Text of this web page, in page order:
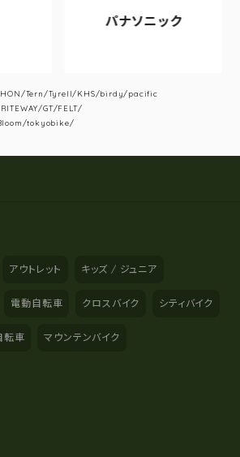
パナソニック
Tern/Tyrell/KHS/birdy/pacific
GT/FELT/
tokyobike/
地
アウトレット キッズ / ジュニア
電動自転車 クロスバイク シティバイク
転車 マウンテンバイク